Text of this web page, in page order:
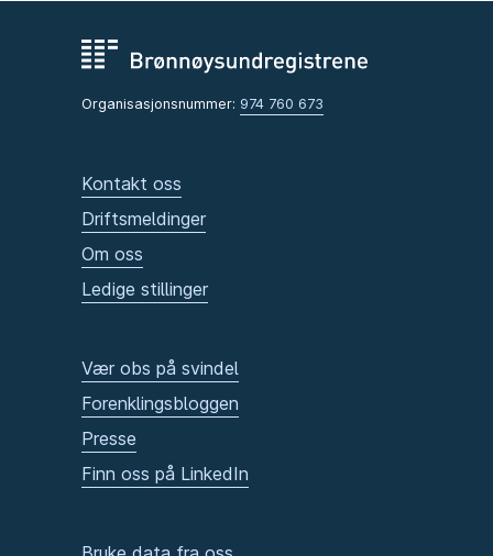
Organisasjonsnummer: 974 760 673
Kontakt oss
Driftsmeldinger
Om oss
Ledige stillinger
Vær obs på svindel
Forenklingsbloggen
Presse
Finn oss på LinkedIn